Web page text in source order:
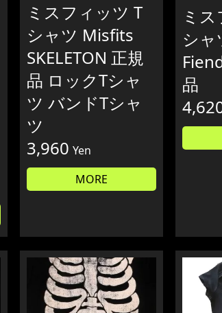
ミスフィッツ T
シャツ Misfits
SKELETON 正規
品 ロックTシャ
ツ バンドTシャ
ツ
3,960 Yen
MORE
ミ
シャ
品